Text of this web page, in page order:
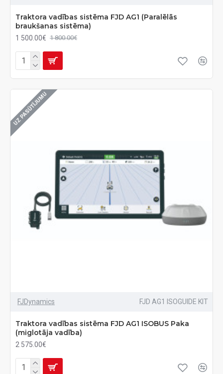
Traktora vadības sistēma FJD AG1 (Paralēlās
braukšanas sistēma)
1 500.00€ 1 800.00€
UZ PASŪTĪJUMU
FJDynamics FJD AG1 ISOGUIDE KIT
Traktora vadības sistēma FJD AG1 ISOBUS Paka
(miglotāja vadība)
2 575.00€